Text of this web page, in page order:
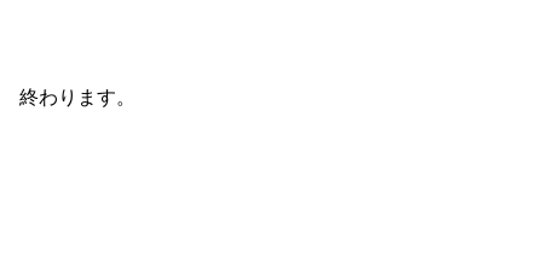
終わります。